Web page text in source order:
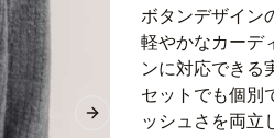
Next slide
ボタンデザイン
軽やかなカーデ
ンに対応できる
セットでも個別
ッシュさを両立